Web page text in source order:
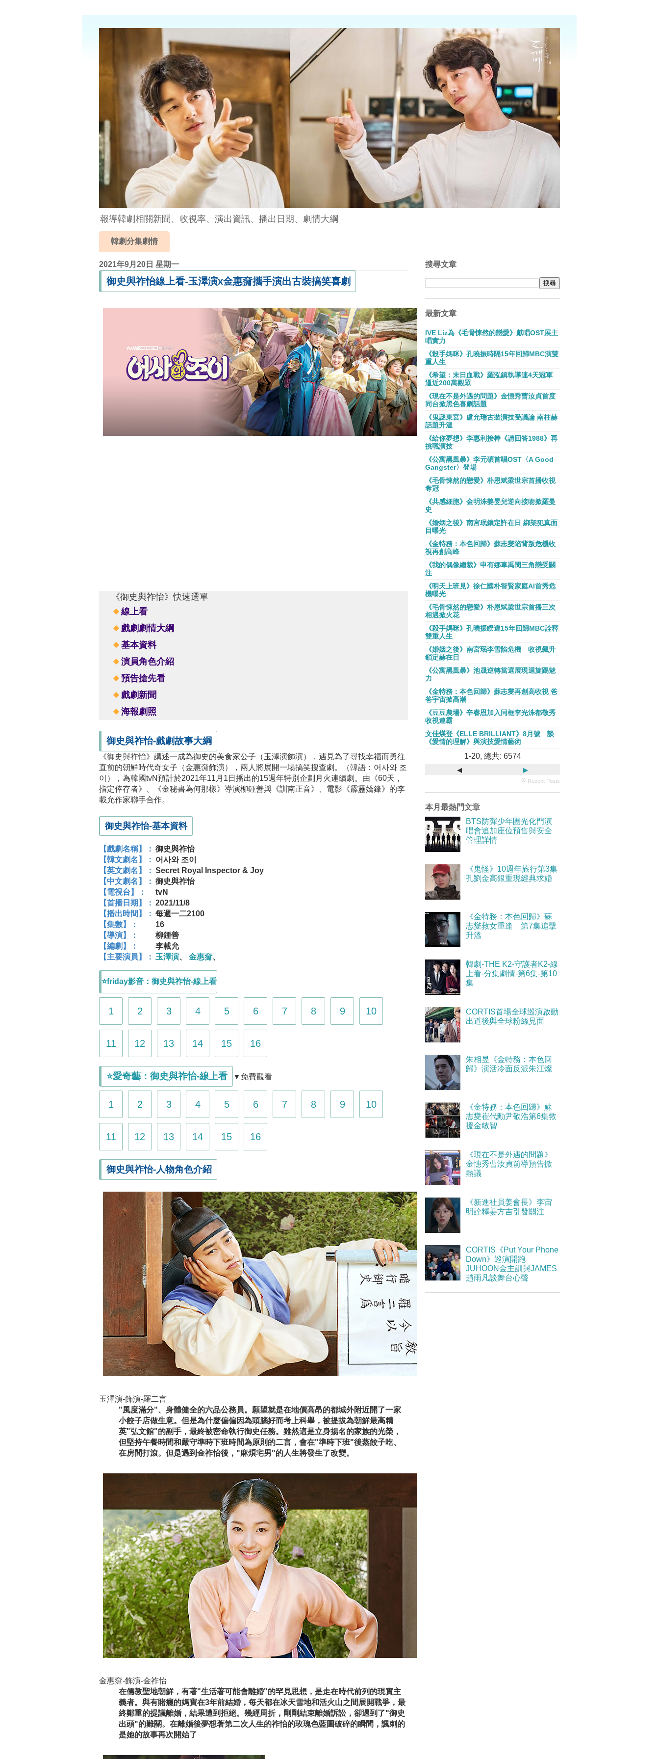
報導韓劇相關新聞、收視率、演出資訊、播出日期、劇情大綱
韓劇分集劇情
2021年9月20日 星期一
御史與祚怡線上看-玉澤演x金惠奫攜手演出古裝搞笑喜劇
《御史與祚怡》快速選單
線上看
戲劇劇情大綱
基本資料
演員角色介紹
預告搶先看
戲劇新聞
海報劇照
御史與祚怡-戲劇故事大綱
《御史與祚怡》講述一成為御史的美食家公子（玉澤演飾演），遇見為了尋找幸福而勇往
直前的朝鮮時代奇女子（金惠奫飾演），兩人將展開一場搞笑搜查劇。（韓語：어사와 조
이），為韓國tvN預計於2021年11月1日播出的15週年特別企劃月火連續劇。由《60天，
指定倖存者》、《金秘書為何那樣》導演柳鍾善與《訓南正音》、電影《霹靂嬌鋒》的李
載允作家聯手合作。
御史與祚怡-基本資料
【戲劇名稱】： 御史與祚怡
【韓文劇名】： 어사와 조이
【英文劇名】： Secret Royal Inspector & Joy
【中文劇名】： 御史與祚怡
【電視台】：
tvN
【首播日期】： 2021/11/8
【播出時間】： 每週一二2100
【集數】：
16
【導演】：
柳鍾善
【編劇】：
李載允
【主要演員】： 玉澤演、 金惠奫、
⭐friday影音：御史與祚怡-線上看
1 2 3 4 5 6 7 8 9 10
11 12 13 14 15 16
⭐愛奇藝：御史與祚怡-線上看 ▼免費觀看
1 2 3 4 5 6 7 8 9 10
11 12 13 14 15 16
御史與祚怡-人物角色介紹
玉澤演-飾演-羅二言
"風度滿分"、身體健全的六品公務員。願望就是在地價高昂的都城外附近開了一家
小餃子店做生意。但是為什麼偏偏因為頭腦好而考上科舉，被提拔為朝鮮最高精
英"弘文館"的副手，最終被密命執行御史任務。雖然這是立身揚名的家族的光榮，
但堅持午餐時間和嚴守準時下班時間為原則的二言，會在"準時下班"後蒸餃子吃、
在房間打滾。但是遇到金祚怡後，"麻煩宅男"的人生將發生了改變。
金惠奫-飾演-金祚怡
在儒教聖地朝鮮，有著"生活著可能會離婚"的罕見思想，是走在時代前列的現實主
義者。與有賭癮的媽寶在3年前結婚，每天都在冰天雪地和活火山之間展開戰爭，最
終鄭重的提議離婚，結果遭到拒絕。幾經周折，剛剛結束離婚訴訟，卻遇到了"御史
出頭"的難關。在離婚後夢想著第二次人生的祚怡的玫瑰色藍圖破碎的瞬間，諷刺的
是她的故事再次開始了
搜尋文章
最新文章
IVE Liz為《毛骨悚然的戀愛》獻唱OST展主
唱實力
《殺手媽咪》孔曉振時隔15年回歸MBC演雙
重人生
《希望：末日血戰》羅泓鎮執導連4天冠軍
逼近200萬觀眾
《現在不是外遇的問題》金憓秀曹汝貞首度
同台掀黑色喜劇話題
《鬼謎東宮》盧允瑞古裝演技受議論 南柱赫
話題升溫
《給你夢想》李惠利接棒《請回答1988》再
挑戰演技
《公寓黑風暴》李元碩首唱OST〈A Good
Gangster〉登場
《毛骨悚然的戀愛》朴恩斌梁世宗首播收視
奪冠
《共感細胞》金明洙姜旻兒逆向接吻掀羅曼
史
《婚姻之後》南宮珉鎖定許在日 綁架犯真面
目曝光
《金特務：本色回歸》蘇志燮陷背叛危機收
視再創高峰
《我的偶像總裁》申有娜車禹閔三角戀受關
注
《明天上班見》徐仁國朴智賢家庭AI首秀危
機曝光
《毛骨悚然的戀愛》朴恩斌梁世宗首播三次
相遇掀火花
《殺手媽咪》孔曉振睽違15年回歸MBC詮釋
雙重人生
《婚姻之後》南宮珉李雪陷危機 收視飆升
鎖定赫在日
《公寓黑風暴》池晟逆轉當選展現迴旋踢魅
力
《金特務：本色回歸》蘇志燮再創高收視 爸
爸宇宙掀高潮
《豆豆農場》辛睿恩加入同框李光洙都敬秀
收視連霸
文佳煐登《ELLE BRILLIANT》8月號 談
《愛情的理解》與演技愛情藝術
1-20, 總共: 6574
◂ ▸
ⓦ Recent Posts
本月最熱門文章
BTS防彈少年團光化門演
唱會追加座位預售與安全
管理詳情
《鬼怪》10週年旅行第3集
孔劉金高銀重現經典求婚
《金特務：本色回歸》蘇
志燮救女重逢 第7集追擊
升溫
韓劇-THE K2-守護者K2-線
上看-分集劇情-第6集-第10
集
CORTIS首場全球巡演啟動
出道後與全球粉絲見面
朱相昱《金特務：本色回
歸》演活冷面反派朱江燦
《金特務：本色回歸》蘇
志燮崔代勳尹敬浩第6集救
援金敏智
《現在不是外遇的問題》
金憓秀曹汝貞前導預告掀
熱議
《新進社員姜會長》李宙
明詮釋姜方吉引發關注
CORTIS《Put Your Phone
Down》巡演開跑
JUHOON金主訓與JAMES
趙雨凡談舞台心聲